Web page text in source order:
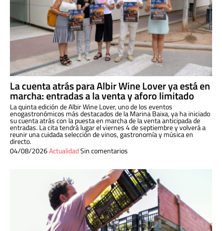
La cuenta atrás para Albir Wine Lover ya está en
marcha: entradas a la venta y aforo limitado
La quinta edición de Albir Wine Lover, uno de los eventos
enogastronómicos más destacados de la Marina Baixa, ya ha iniciado
su cuenta atrás con la puesta en marcha de la venta anticipada de
entradas. La cita tendrá lugar el viernes 4 de septiembre y volverá a
reunir una cuidada selección de vinos, gastronomía y música en
directo.
04/08/2026ActualidadSin comentarios